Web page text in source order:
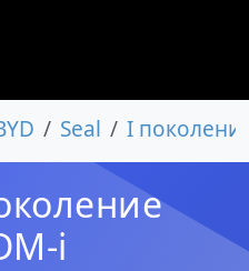
Seal I
i